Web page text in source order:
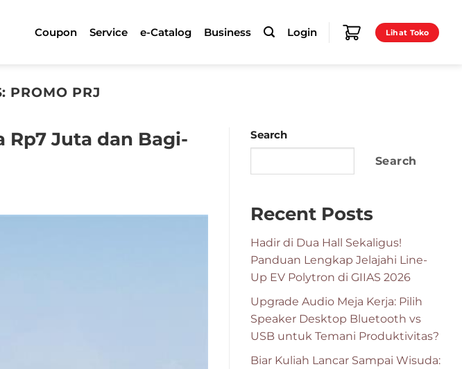
Coupon Service e-Catalog Business Login Lihat Toko
PROMO PRJ
Rp7 Juta dan Bagi-
Search
Search
Recent Posts
Hadir di Dua Hall Sekaligus!
Panduan Lengkap Jelajahi Line-
Up EV Polytron di GIIAS 2026
Upgrade Audio Meja Kerja: Pilih
Speaker Desktop Bluetooth vs
USB untuk Temani Produktivitas?
Biar Kuliah Lancar Sampai Wisuda: